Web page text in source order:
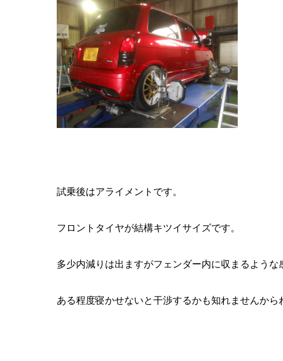
試乗後はアライメントです。
フロントタイヤが結構キツイサイズです。
多少内減りは出ますがフェンダー内に収まるような
ある程度寝かせないと干渉するかも知れませんから